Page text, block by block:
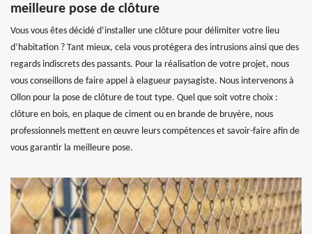
meilleure pose de clôture
Vous vous êtes décidé d’installer une clôture pour délimiter votre lieu
d’habitation ? Tant mieux, cela vous protégera des intrusions ainsi que des
regards indiscrets des passants. Pour la réalisation de votre projet, nous
vous conseillons de faire appel à elagueur paysagiste. Nous intervenons à
Ollon pour la pose de clôture de tout type. Quel que soit votre choix :
clôture en bois, en plaque de ciment ou en brande de bruyère, nous
professionnels mettent en œuvre leurs compétences et savoir-faire afin de
vous garantir la meilleure pose.